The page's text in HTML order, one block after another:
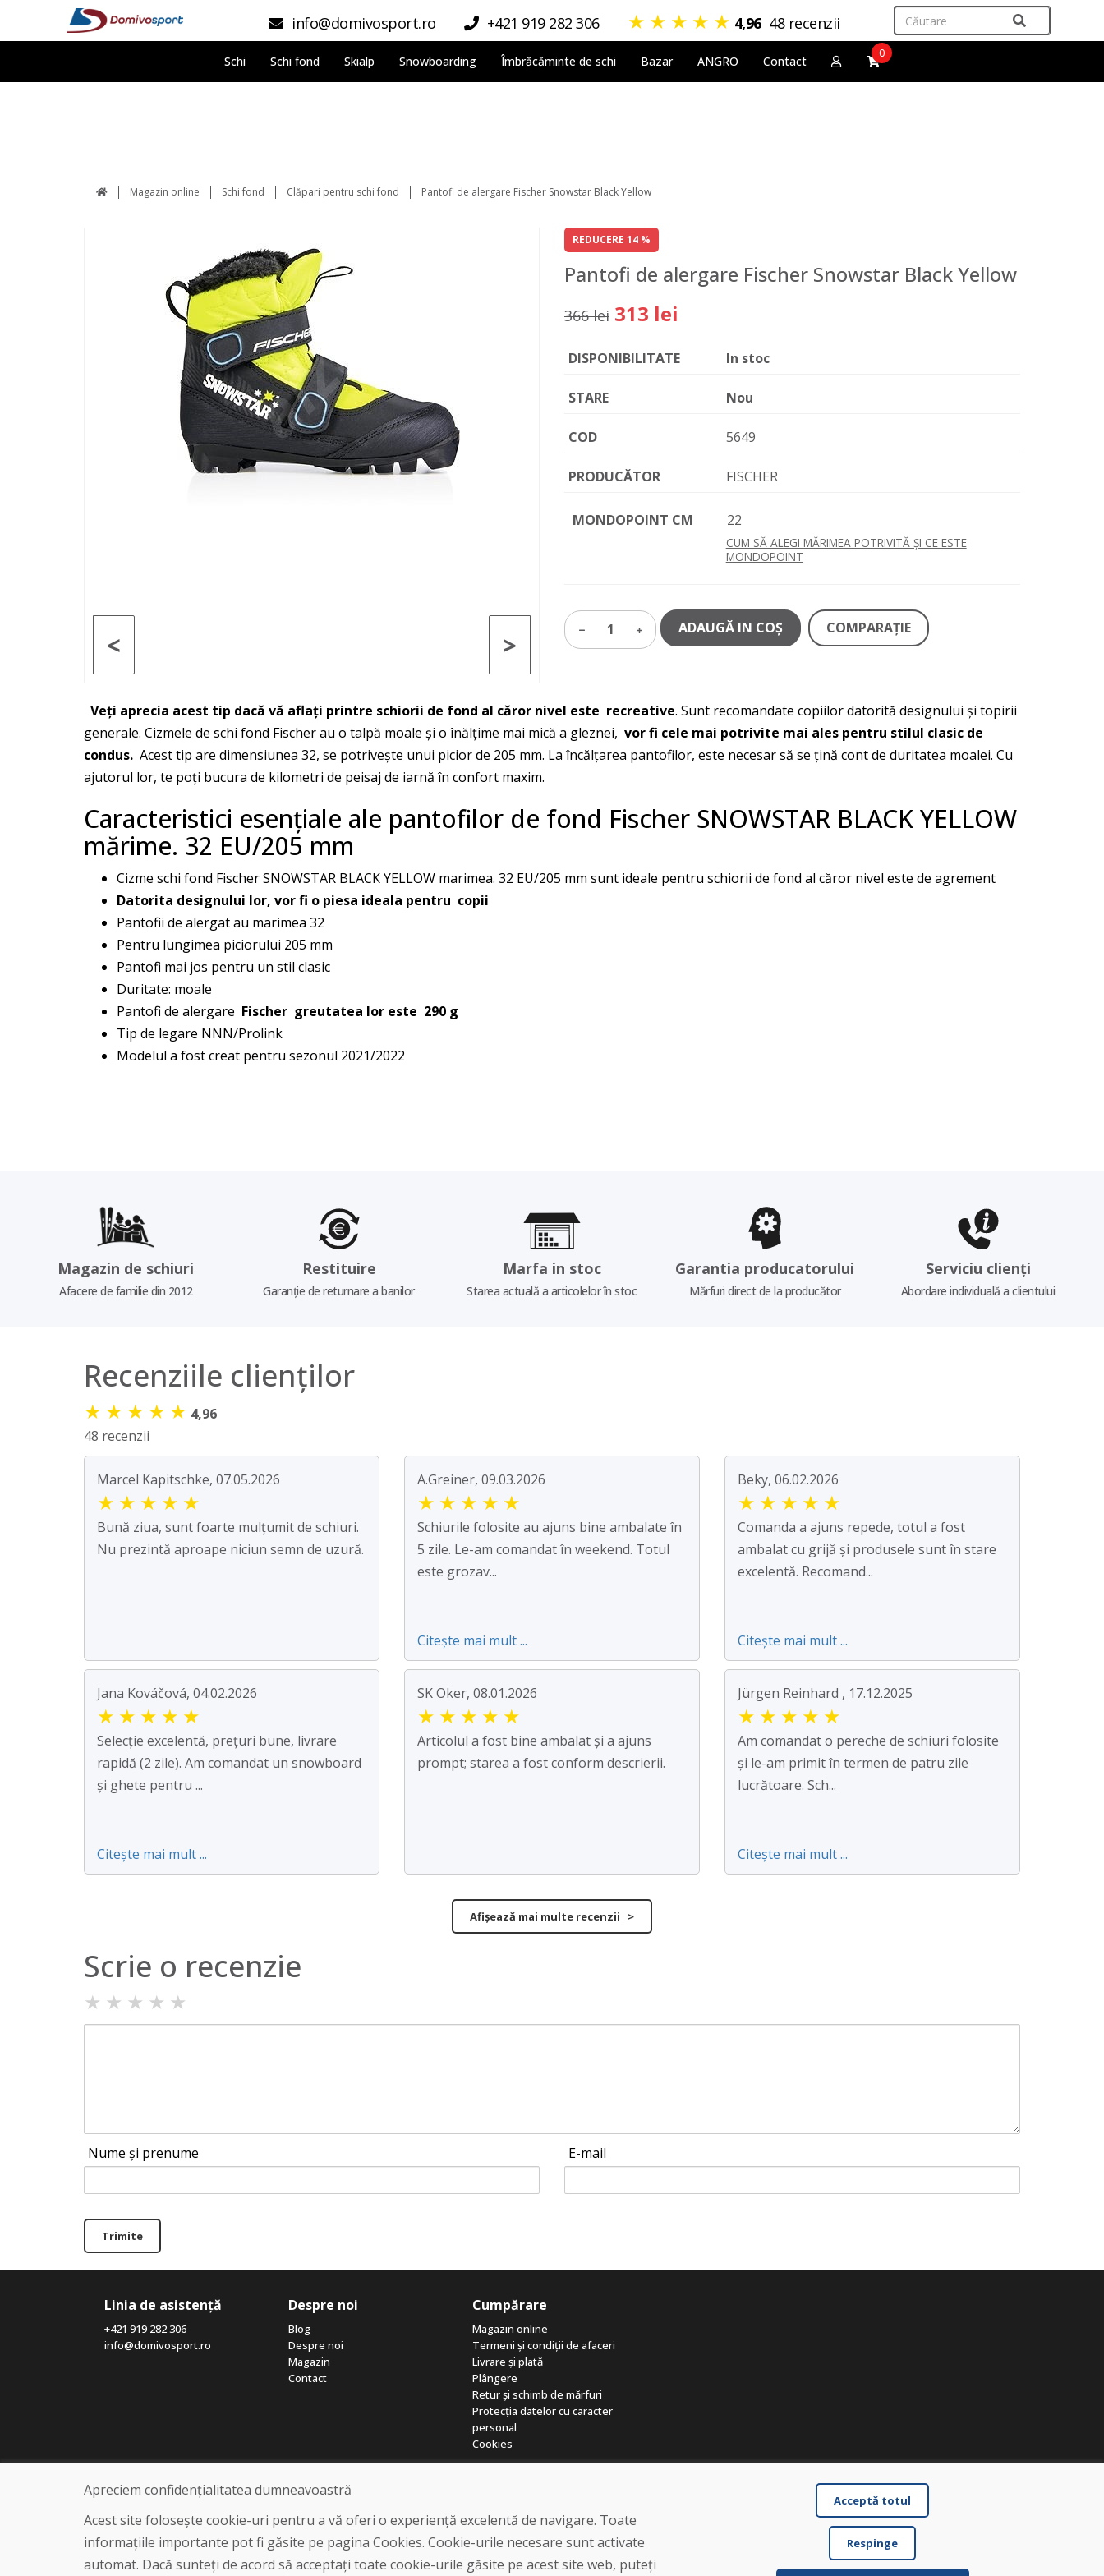
info@domivosport.ro +421 919 282 306 ★ ★ ★ ★ ★ 4,96 48 recenzii
Schi Schi fond Skialp Snowboarding Îmbrăcăminte de schi Bazar ANGRO Contact
0
Magazin online Schi fond Clăpari pentru schi fond Pantofi de alergare Fischer Snowstar Black Yellow
>
<
REDUCERE 14 %
Pantofi de alergare Fischer Snowstar Black Yellow
366 lei 313 lei
DISPONIBILITATE In stoc
STARE Nou
COD 5649
PRODUCĂTOR FISCHER
MONDOPOINT CM 22
CUM SĂ ALEGI MĂRIMEA POTRIVITĂ ȘI CE ESTE
MONDOPOINT
1 ADAUGĂ IN COŞ COMPARAŢIE
Veți aprecia acest tip dacă vă aflați printre schiorii de fond al căror nivel este recreative. Sunt recomandate copiilor datorită designului și topirii
generale. Cizmele de schi fond Fischer au o talpă moale și o înălțime mai mică a gleznei, vor fi cele mai potrivite mai ales pentru stilul clasic de
condus. Acest tip are dimensiunea 32, se potrivește unui picior de 205 mm. La încălțarea pantofilor, este necesar să se țină cont de duritatea moalei. Cu
ajutorul lor, te poți bucura de kilometri de peisaj de iarnă în confort maxim.
Caracteristici esențiale ale pantofilor de fond Fischer SNOWSTAR BLACK YELLOW
mărime. 32 EU/205 mm
Cizme schi fond Fischer SNOWSTAR BLACK YELLOW marimea. 32 EU/205 mm sunt ideale pentru schiorii de fond al căror nivel este de agrement
Datorita designului lor, vor fi o piesa ideala pentru copii
Pantofii de alergat au marimea 32
Pentru lungimea piciorului 205 mm
Pantofi mai jos pentru un stil clasic
Duritate: moale
Pantofi de alergare Fischer greutatea lor este 290 g
Tip de legare NNN/Prolink
Modelul a fost creat pentru sezonul 2021/2022
Magazin de schiuri
Afacere de familie din 2012
Restituire
Garanție de returnare a banilor
Marfa in stoc
Starea actuală a articolelor în stoc
Garantia producatorului
Mărfuri direct de la producător
Serviciu clienți
Abordare individuală a clientului
Recenziile clienților
★ ★ ★ ★ ★ 4,96
48 recenzii
Marcel Kapitschke, 07.05.2026
★ ★ ★ ★ ★
Bună ziua, sunt foarte mulțumit de schiuri.
Nu prezintă aproape niciun semn de uzură.
A.Greiner, 09.03.2026
★ ★ ★ ★ ★
Schiurile folosite au ajuns bine ambalate în
5 zile. Le-am comandat în weekend. Totul
este grozav...
Citește mai mult ...
Beky, 06.02.2026
★ ★ ★ ★ ★
Comanda a ajuns repede, totul a fost
ambalat cu grijă și produsele sunt în stare
excelentă. Recomand...
Citește mai mult ...
Jana Kováčová, 04.02.2026
★ ★ ★ ★ ★
Selecție excelentă, prețuri bune, livrare
rapidă (2 zile). Am comandat un snowboard
și ghete pentru ...
Citește mai mult ...
SK Oker, 08.01.2026
★ ★ ★ ★ ★
Articolul a fost bine ambalat și a ajuns
prompt; starea a fost conform descrierii.
Jürgen Reinhard , 17.12.2025
★ ★ ★ ★ ★
Am comandat o pereche de schiuri folosite
și le-am primit în termen de patru zile
lucrătoare. Sch...
Citește mai mult ...
Afișează mai multe recenzii >
Scrie o recenzie
★ ★ ★ ★ ★
Nume și prenume E-mail
Trimite
Linia de asistență
+421 919 282 306
info@domivosport.ro
Despre noi
Blog
Despre noi
Magazin
Contact
Cumpărare
Magazin online
Termeni și condiții de afaceri
Livrare și plată
Plângere
Retur și schimb de mărfuri
Protecția datelor cu caracter
personal
Cookies
Apreciem confidențialitatea dumneavoastră
Acest site folosește cookie-uri pentru a vă oferi o experiență excelentă de navigare. Toate
informațiile importante pot fi găsite pe pagina Cookies. Cookie-urile necesare sunt activate
automat. Dacă sunteți de acord să acceptați toate cookie-urile găsite pe acest site web, puteți
Acceptă totul
Respinge